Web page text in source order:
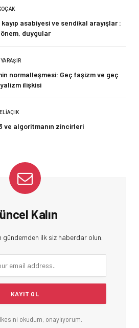
kayıp asabiyesi ve sendikal arayışlar :
duygular
normalleşmesi: Geç faşizm ve geç
ilişkisi
ve algoritmanın zincirleri
Kalın
gündemden ilk siz haberdar olun.
okudum, onaylıyorum.